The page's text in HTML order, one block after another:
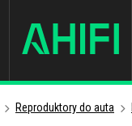
Reproduktory do auta